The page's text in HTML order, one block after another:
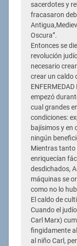
sacerdotes y
fracasaron
Oscura”.
Entonces se
revolución
necesario
crear un caldo
ENFERMEDAD
empezó
cual grandes
condiciones:
bajísimos y en
ningún
Mientras tanto
enriquecían
desdichados,
máquinas se
como no lo
El caldo de
Cuando el
Carl Marx)
fingidamente
al niño Carl,